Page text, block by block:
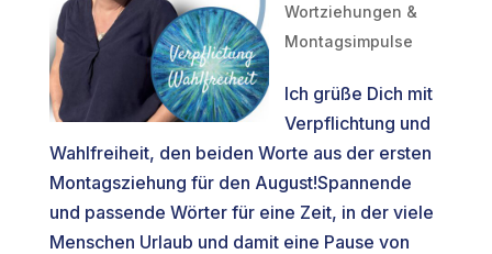
Wortziehungen &
Montagsimpulse
Ich grüße Dich mit
Verpflichtung und
Wahlfreiheit, den beiden Worte aus der ersten
Montagsziehung für den August!Spannende
und passende Wörter für eine Zeit, in der viele
Menschen Urlaub und damit eine Pause von